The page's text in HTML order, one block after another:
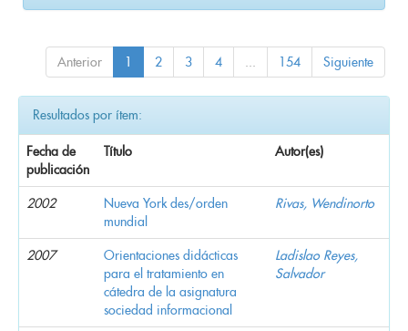
Anterior 1 2 3 4 154 Siguiente
Resultados por ítem:
Fecha de
publicación
Título Autor(es)
2002
Nueva York des/orden
mundial
Rivas, Wendinorto
2007
Orientaciones didácticas
para el tratamiento en
cátedra de la asignatura
sociedad informacional
Ladislao Reyes,
Salvador